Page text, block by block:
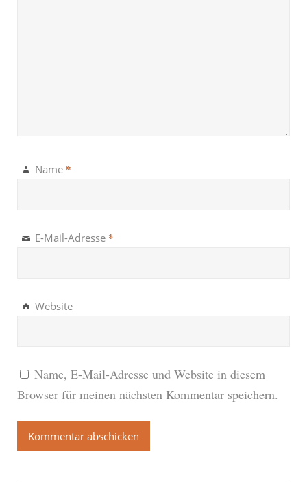
Name *
E-Mail-Adresse *
Website
Name, E-Mail-Adresse und Website in diesem
Browser für meinen nächsten Kommentar speichern.